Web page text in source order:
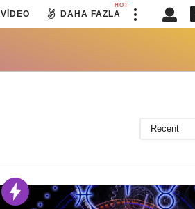
VIDEO DAHA FAZLA
HOT
Recent